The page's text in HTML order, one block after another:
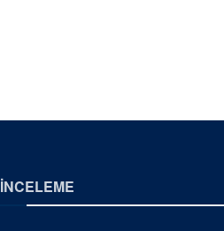
İNCELEME